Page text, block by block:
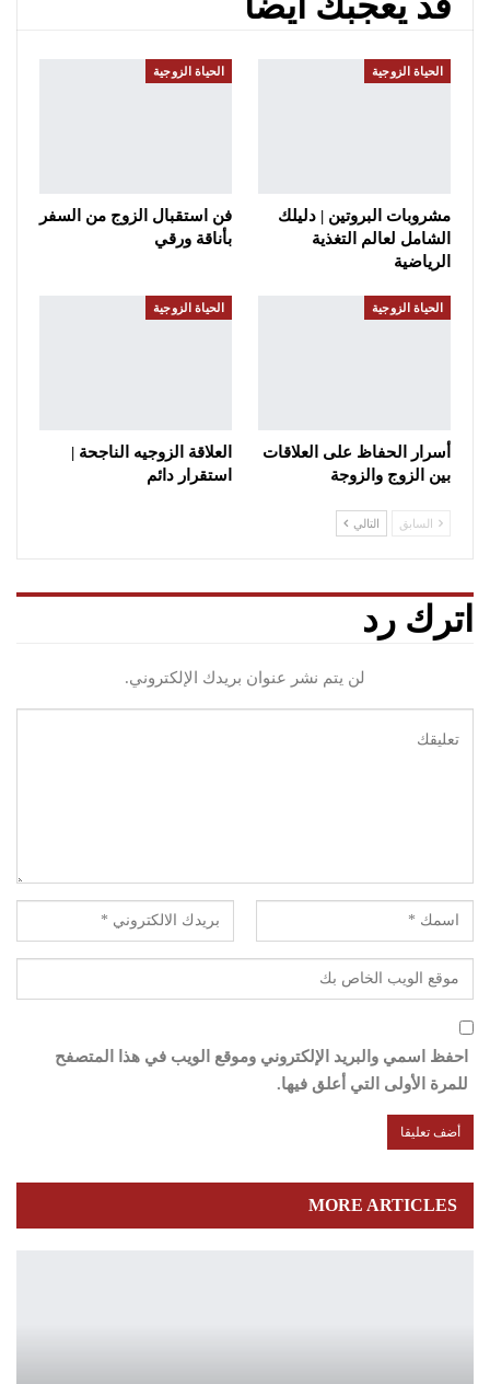
الحياة الزوجية
مشروبات البروتين | دليلك
الشامل لعالم التغذية
الرياضية
الحياة الزوجية
فن استقبال الزوج من السفر
بأناقة ورقي
الحياة الزوجية
أسرار الحفاظ على العلاقات
بين الزوج والزوجة
الحياة الزوجية
العلاقة الزوجيه الناجحة |
استقرار دائم
السابق التالي
اترك رد
لن يتم نشر عنوان بريدك الإلكتروني.
احفظ اسمي والبريد الإلكتروني وموقع الويب في هذا المتصفح
للمرة الأولى التي أعلق فيها.
MORE ARTICLES